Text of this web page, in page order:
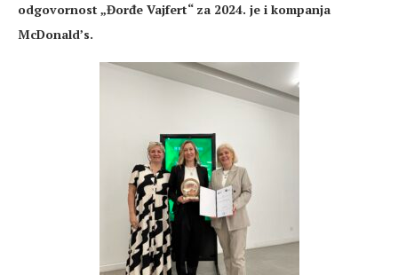
odgovornost „Đorđe Vajfert“ za 2024. je i kompanja
McDonald’s.